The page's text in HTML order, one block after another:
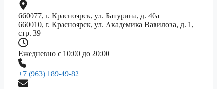
660077, г. Красноярск, ул. Батурина, д. 40а
660010, г. Красноярск, ул. Академика Вавилова, д. 1,
стр. 39
Ежедневно с 10:00 до 20:00
+7 (963) 189-49-82